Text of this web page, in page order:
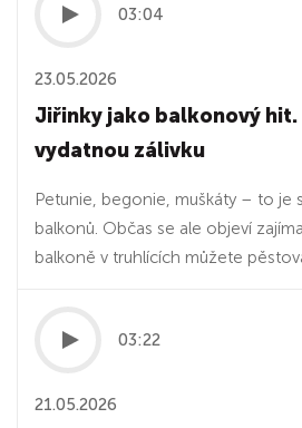
03:04
23.05.2026
Jiřinky jako balkonový hit.
vydatnou zálivku
Petunie, begonie, muškáty – to je
balkonů. Občas se ale objeví
balkoně v truhlících můžete
03:22
21.05.2026